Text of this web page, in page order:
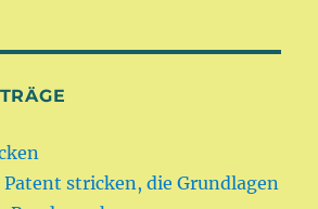
Patent stricken, die Grundlagen